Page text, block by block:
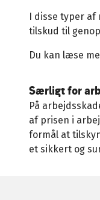
I disse typer af
tilskud til
Du kan læse
Særligt for
På
af prisen i
formål at
et sikkert og